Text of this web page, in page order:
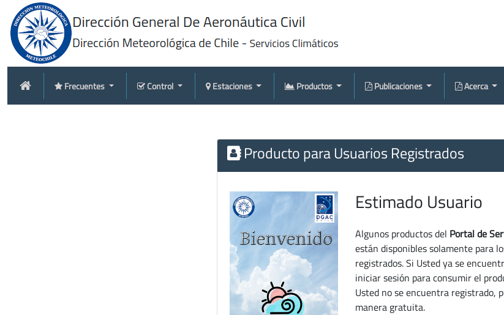
Frecuentes Control Estaciones Productos Publicaciones Acerca
Producto para Usuarios Registrados
Estimado Usuario
Algunos productos del Portal de
están disponibles solamente para
registrados. Si Usted ya se
iniciar sesión para consumir el
Usted no se encuentra registrado,
manera gratuita.